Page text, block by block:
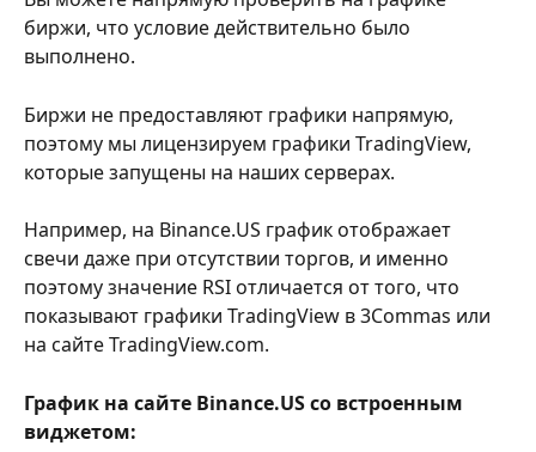
биржи, что условие действительно было
выполнено.
Биржи не предоставляют графики напрямую,
поэтому мы лицензируем графики TradingView,
которые запущены на наших серверах.
Например, на Binance.US график отображает
свечи даже при отсутствии торгов, и именно
поэтому значение RSI отличается от того, что
показывают графики TradingView в 3Commas или
на сайте TradingView.com.
График на сайте Binance.US со встроенным
виджетом: